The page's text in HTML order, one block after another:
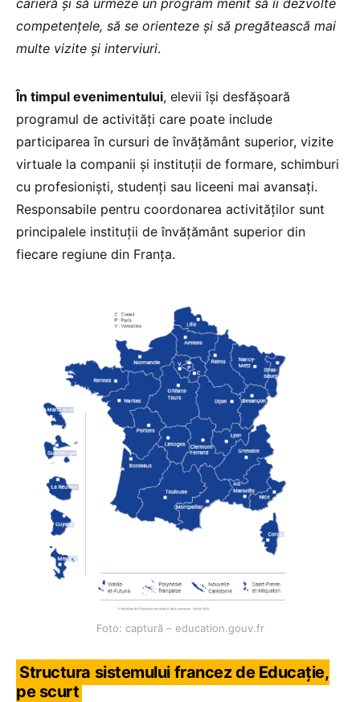
competențele, să se orienteze și să pregătească mai
multe vizite și interviuri.
În timpul evenimentului, elevii își desfășoară
programul de activități care poate include
participarea în cursuri de învățământ superior, vizite
virtuale la companii și instituții de formare, schimburi
cu profesioniști, studenți sau liceeni mai avansați.
Responsabile pentru coordonarea activităților sunt
principalele instituții de învățământ superior din
fiecare regiune din Franța.
Foto: captură – education.gouv.fr
Structura sistemului francez de Educație,
pe scurt